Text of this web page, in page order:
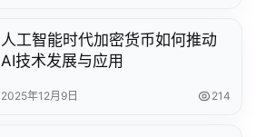
人工智能时代加密货币如何推动
AI技术发展与应用
2025年12月9日 214